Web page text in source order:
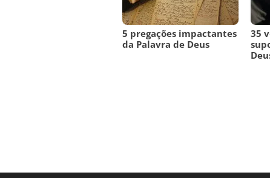
5 pregações impactantes
da Palavra de Deus
35